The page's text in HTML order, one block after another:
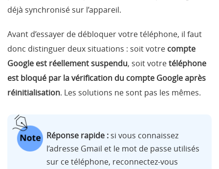
déjà synchronisé sur l’appareil.
Avant d’essayer de débloquer votre téléphone, il faut
donc distinguer deux situations : soit votre compte
Google est réellement suspendu, soit votretéléphone
est bloqué par la vérification du compte Google après
réinitialisation. Les solutions ne sont pas les mêmes.
Réponse rapide : si vous connaissez
l’adresse Gmail et le mot de passe utilisés
sur ce téléphone, reconnectez-vous